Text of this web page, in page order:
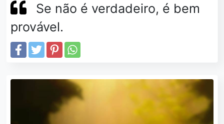
Se não é verdadeiro, é bem
provável.